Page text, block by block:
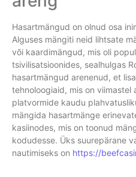
Hasartmängud on olnud osa
Alguses mängiti neid lihtsate
või kaardimängud, mis oli
tsivilisatsioonides, sealhulgas
hasartmängud arenenud, et
tehnoloogiaid, mis on viimastel
platvormide kaudu
mängida hasartmänge
kasiinodes, mis on toonud
kodudesse. Üks suurepärane
nautimiseks on https://